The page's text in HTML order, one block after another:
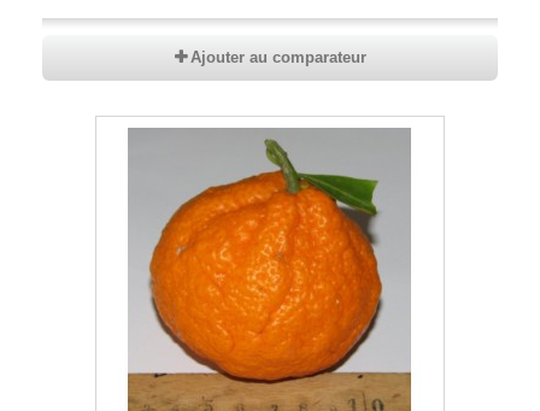
Ajouter au comparateur